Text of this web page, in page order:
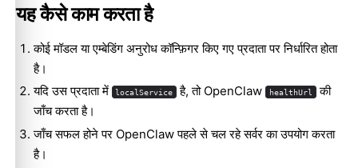
यह कैसे काम करता है
कोई मॉडल या एम्बेडिंग अनुरोध कॉन्फ़िगर किए गए प्रदाता पर निर्धारित होता
है।
यदि उस प्रदाता में
localService है, तो OpenClaw healthUrl की
जाँच करता है।
जाँच सफल होने पर OpenClaw पहले से चल रहे सर्वर का उपयोग करता
है।